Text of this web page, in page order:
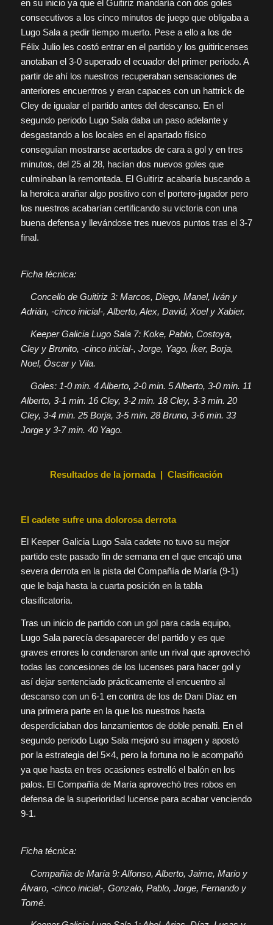
en su inicio ya que el Guitiriz mandaría con dos goles
consecutivos a los cinco minutos de juego que obligaba a
Lugo Sala a pedir tiempo muerto. Pese a ello a los de
Félix Julio les costó entrar en el partido y los guitiricenses
anotaban el 3-0 superado el ecuador del primer periodo. A
partir de ahí los nuestros recuperaban sensaciones de
anteriores encuentros y eran capaces con un hattrick de
Cley de igualar el partido antes del descanso. En el
segundo periodo Lugo Sala daba un paso adelante y
desgastando a los locales en el apartado físico
conseguían mostrarse acertados de cara a gol y en tres
minutos, del 25 al 28, hacían dos nuevos goles que
culminaban la remontada. El Guitiriz acabaría buscando a
la heroica arañar algo positivo con el portero-jugador pero
los nuestros acabarían certificando su victoria con una
buena defensa y llevándose tres nuevos puntos tras el 3-7
final.
Ficha técnica:
Concello de Guitiriz 3: Marcos, Diego, Manel, Iván y
Adrián, -cinco inicial-, Alberto, Alex, David, Xoel y Xabier.
Keeper Galicia Lugo Sala 7: Koke, Pablo, Costoya,
Cley y Brunito, -cinco inicial-, Jorge, Yago, Íker, Borja,
Noel, Óscar y Vila.
Goles: 1-0 min. 4 Alberto, 2-0 min. 5 Alberto, 3-0 min. 11
Alberto, 3-1 min. 16 Cley, 3-2 min. 18 Cley, 3-3 min. 20
Cley, 3-4 min. 25 Borja, 3-5 min. 28 Bruno, 3-6 min. 33
Jorge y 3-7 min. 40 Yago.
Resultados de la jornada|Clasificación
El cadete sufre una dolorosa derrota
El Keeper Galicia Lugo Sala cadete no tuvo su mejor
partido este pasado fin de semana en el que encajó una
severa derrota en la pista del Compañía de María (9-1)
que le baja hasta la cuarta posición en la tabla
clasificatoria.
Tras un inicio de partido con un gol para cada equipo,
Lugo Sala parecía desaparecer del partido y es que
graves errores lo condenaron ante un rival que aprovechó
todas las concesiones de los lucenses para hacer gol y
así dejar sentenciado prácticamente el encuentro al
descanso con un 6-1 en contra de los de Dani Díaz en
una primera parte en la que los nuestros hasta
desperdiciaban dos lanzamientos de doble penalti. En el
segundo periodo Lugo Sala mejoró su imagen y apostó
por la estrategia del 5×4, pero la fortuna no le acompañó
ya que hasta en tres ocasiones estrelló el balón en los
palos. El Compañía de María aprovechó tres robos en
defensa de la superioridad lucense para acabar venciendo
9-1.
Ficha técnica:
Compañía de María 9: Alfonso, Alberto, Jaime, Mario y
Álvaro, -cinco inicial-, Gonzalo, Pablo, Jorge, Fernando y
Tomé.